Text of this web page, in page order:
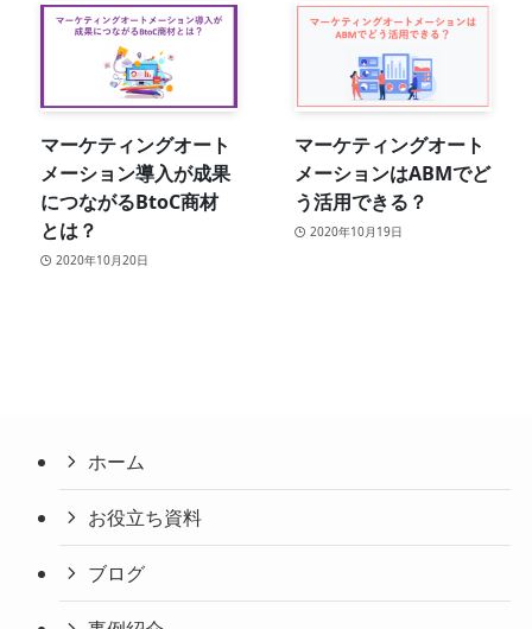
マーケティングオート
メーション導入が成果
につながるBtoC商材
とは？
2020年10月20日
マーケティングオート
メーションはABMでど
う活用できる？
2020年10月19日
ホーム
お役立ち資料
ブログ